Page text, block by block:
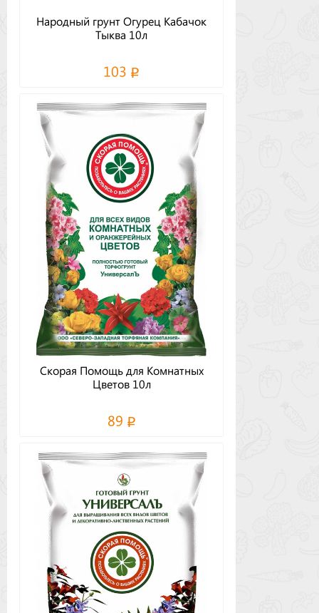
Народный грунт Огурец Кабачок
Тыква 10л
103
Скорая Помощь для Комнатных
Цветов 10л
89